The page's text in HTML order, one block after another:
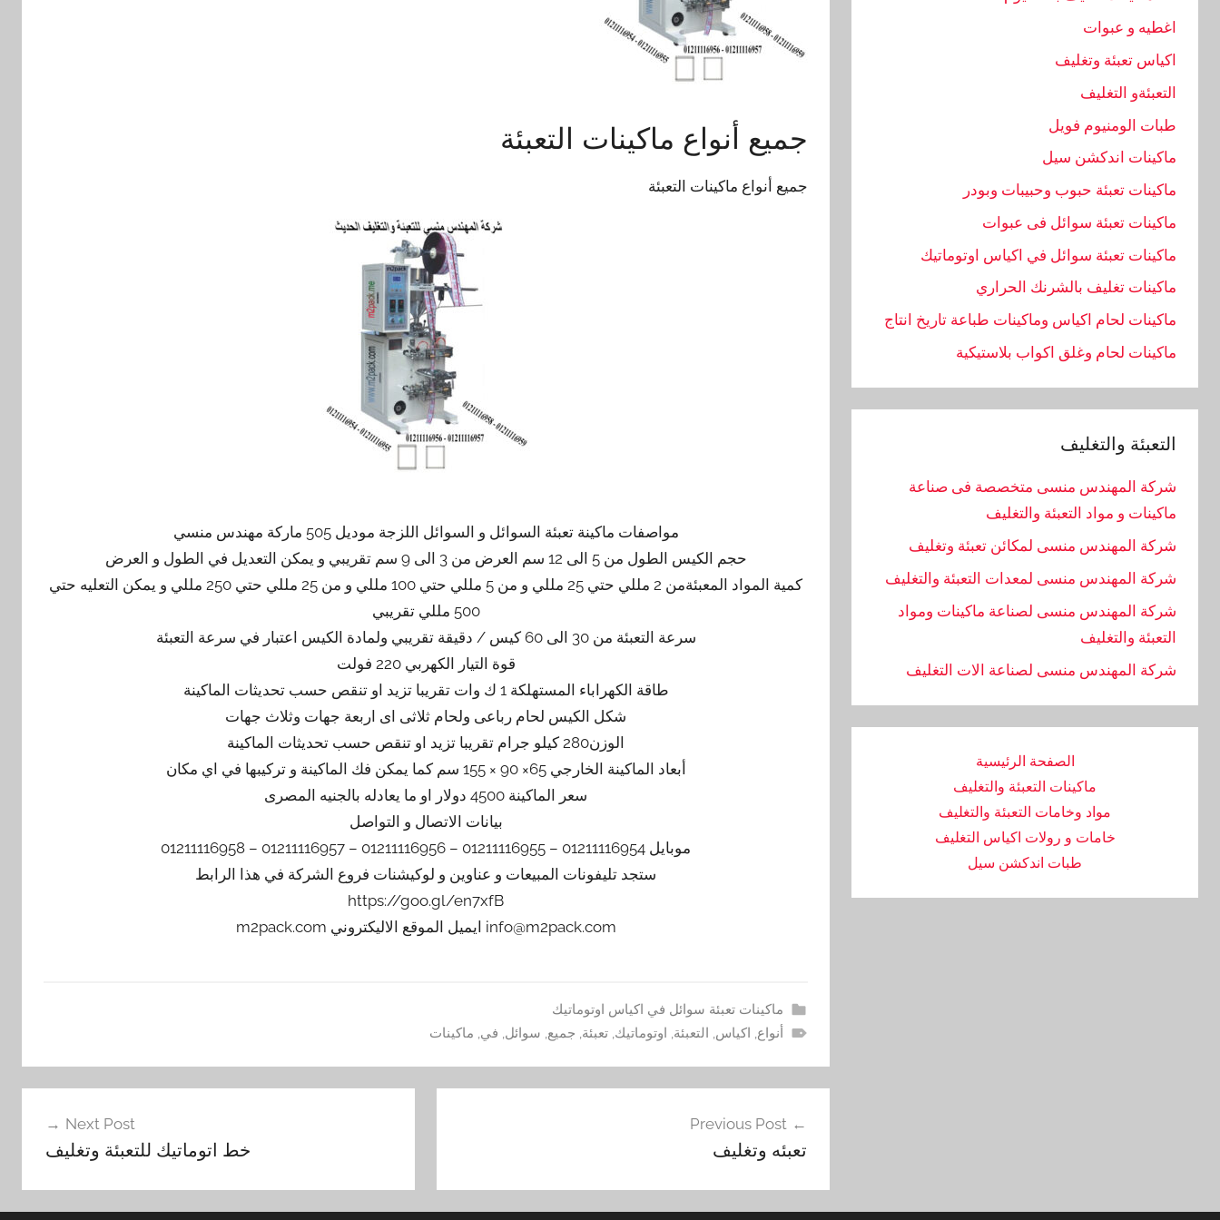
جميع أنواع ماكينات التعبئة
جميع أنواع ماكينات التعبئة
مواصفات ماكينة تعبئة السوائل و السوائل اللزجة موديل 505 ماركة مهندس منسي
حجم الكيس الطول من 5 الى 12 سم العرض من 3 الى 9 سم تقريبي و يمكن التعديل في الطول و العرض
كمية المواد المعبئةمن 2 مللي حتي 25 مللي و من 5 مللي حتي 100 مللي و من 25 مللي حتي 250 مللي و يمكن التعليه حتي
500 مللي تقريبي
سرعة التعبئة من 30 الى 60 كيس / دقيقة تقريبي ولمادة الكيس اعتبار في سرعة التعبئة
قوة التيار الكهربي 220 فولت
طاقة الكهراباء المستهلكة 1 ك وات تقريبا تزيد او تنقص حسب تحديثات الماكينة
شكل الكيس لحام رباعى ولحام ثلاثى اى اربعة جهات وثلاث جهات
الوزن280 كيلو جرام تقريبا تزيد او تنقص حسب تحديثات الماكينة
أبعاد الماكينة الخارجي 65× 90 × 155 سم كما يمكن فك الماكينة و تركيبها في اي مكان
سعر الماكينة 4500 دولار او ما يعادله بالجنيه المصرى
بيانات الاتصال و التواصل
موبايل 01211116954 – 01211116955 – 01211116956 – 01211116957 – 01211116958
ستجد تليفونات المبيعات و عناوين و لوكيشنات فروع الشركة في هذا الرابط
https://goo.gl/en7xfB
info@m2pack.com ايميل الموقع الاليكتروني m2pack.com
ماكينات تعبئة سوائل في اكياس اوتوماتيك
أنواع, اكياس, التعبئة, اوتوماتيك,تعبئة, جميع, سوائل, في, ماكينات
المقالات
Previous Post
‏تعبئه وتغليف
Next Post
خط اتوماتيك للتعبئة وتغليف
اغطيه و عبوات
اكياس تعبئة وتغليف
التعبئةو التغليف
طبات الومنيوم فويل
ماكينات اندكشن سيل
ماكينات تعبئة حبوب وحبيبات وبودر
ماكينات تعبئة سوائل فى عبوات
ماكينات تعبئة سوائل في اكياس اوتوماتيك
ماكينات تغليف بالشرنك الحراري
ماكينات لحام اكياس وماكينات طباعة تاريخ انتاج
ماكينات لحام وغلق اكواب بلاستيكية
التعبئة والتغليف
شركة المهندس منسى متخصصة فى صناعة
ماكينات و مواد التعبئة والتغليف
شركة المهندس منسى لمكائن تعبئة وتغليف
شركة المهندس منسى لمعدات التعبئة والتغليف
شركة المهندس منسى لصناعة ماكينات ومواد
التعبئة والتغليف
‏شركة المهندس منسى لصناعة الات التغليف
الصفحة الرئيسية
ماكينات التعبئة والتغليف
مواد وخامات التعبئة والتغليف
خامات و رولات اكياس التغليف
طبات اندكشن سيل